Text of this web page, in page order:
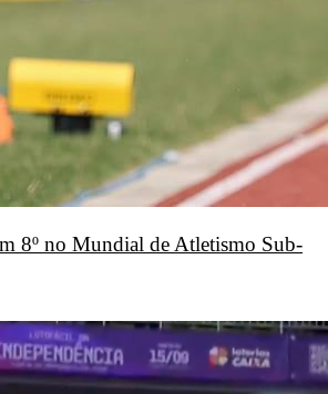
8º no Mundial de Atletismo Sub-